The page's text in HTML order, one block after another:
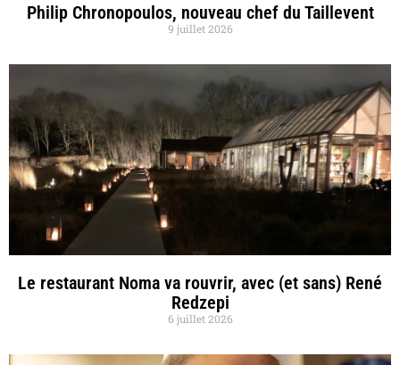
Philip Chronopoulos, nouveau chef du Taillevent
9 juillet 2026
Le restaurant Noma va rouvrir, avec (et sans) René
Redzepi
6 juillet 2026